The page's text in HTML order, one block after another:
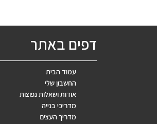
דפים באתר
עמוד הבית
החשבון שלי
אודות ושאלות נפוצות
מדריכי בנייה
מדריך העצים